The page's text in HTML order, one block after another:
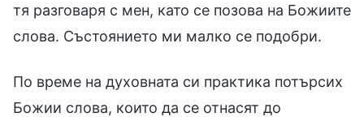
тя разговаря с мен, като се позова на Божиите
слова. Състоянието ми малко се подобри.
По време на духовната си практика потърсих
Божии слова, които да се отнасят до